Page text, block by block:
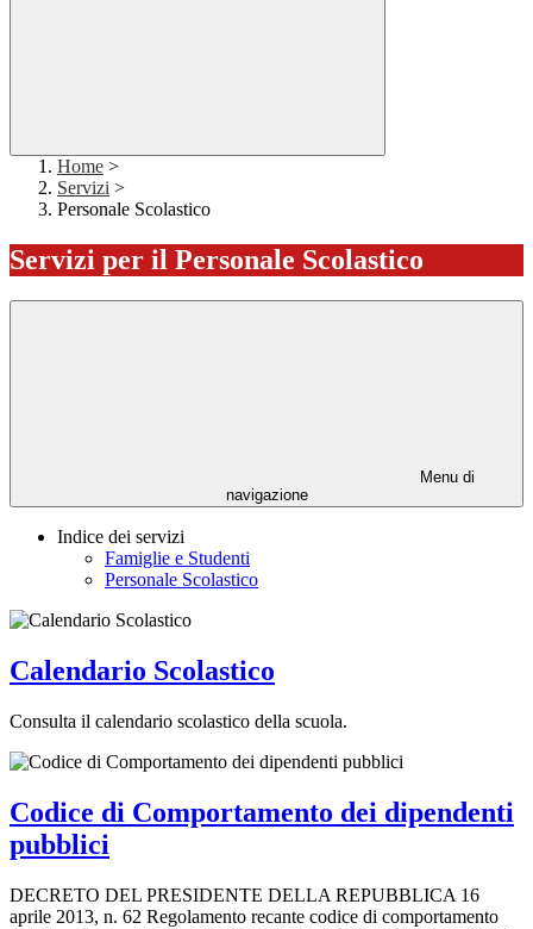
Home >
Servizi >
Personale Scolastico
Servizi per il Personale Scolastico
Menu di
navigazione
Indice dei servizi
Famiglie e Studenti
Personale Scolastico
Calendario Scolastico
Consulta il calendario scolastico della scuola.
Codice di Comportamento dei dipendenti
pubblici
DECRETO DEL PRESIDENTE DELLA REPUBBLICA 16
aprile 2013, n. 62 Regolamento recante codice di comportamento